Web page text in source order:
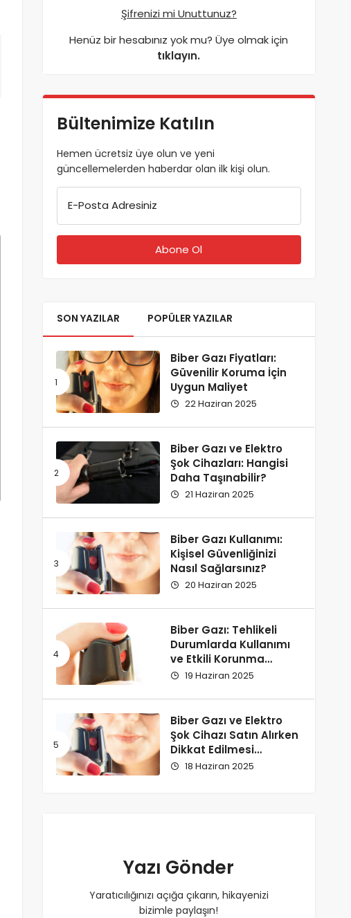
Şifrenizi mi Unuttunuz?
Henüz bir hesabınız yok mu? Üye olmak için
tıklayın.
Bültenimize Katılın
Hemen ücretsiz üye olun ve yeni
güncellemelerden haberdar olan ilk kişi olun.
E-Posta Adresiniz
SON YAZILAR POPÜLER YAZILAR
Biber Gazı Fiyatları:
Güvenilir Koruma İçin
Uygun Maliyet
22 Haziran 2025
Biber Gazı ve Elektro
Şok Cihazları: Hangisi
Daha Taşınabilir?
21 Haziran 2025
Biber Gazı Kullanımı:
Kişisel Güvenliğinizi
Nasıl Sağlarsınız?
20 Haziran 2025
Biber Gazı: Tehlikeli
Durumlarda Kullanımı
ve Etkili Korunma
Yöntemi
19 Haziran 2025
Biber Gazı ve Elektro
Şok Cihazı Satın Alırken
Dikkat Edilmesi
Gerekenler
18 Haziran 2025
Yazı Gönder
Yaratıcılığınızı açığa çıkarın, hikayenizi
bizimle paylaşın!